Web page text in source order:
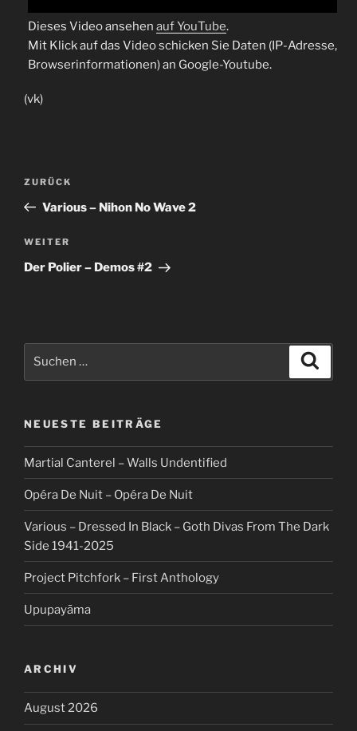
Dieses Video ansehen auf YouTube.
Mit Klick auf das Video schicken Sie Daten (IP-Adresse,
Browserinformationen) an Google-Youtube.
(vk)
Beitragsnavigation
Vorheriger
Beitrag
ZURÜCK
Various – Nihon No Wave 2
Nächster
Beitrag
WEITER
Der Polier – Demos #2
NEUESTE BEITRÄGE
Martial Canterel – Walls Undentified
Opéra De Nuit – Opéra De Nuit
Various – Dressed In Black – Goth Divas From The Dark
Side 1941-2025
Project Pitchfork – First Anthology
Upupayāma
ARCHIV
August 2026